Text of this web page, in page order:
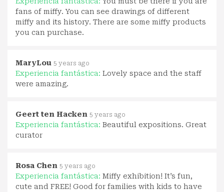
fans of miffy. You can see drawings of different
miffy and its history. There are some miffy products
you can purchase.
MaryLou 5 years ago
Experiencia fantástica: Lovely space and the staff
were amazing.
Geert ten Hacken 5 years ago
Experiencia fantástica: Beautiful expositions. Great
curator
Rosa Chen 5 years ago
Experiencia fantástica: Miffy exhibition! It’s fun,
cute and FREE! Good for families with kids to have